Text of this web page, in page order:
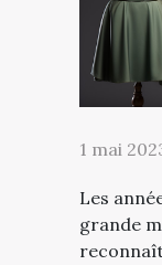
1 mai
Les
grande